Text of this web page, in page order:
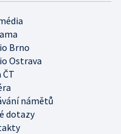
Brno
Ostrava
ČT
námětů
dotazy